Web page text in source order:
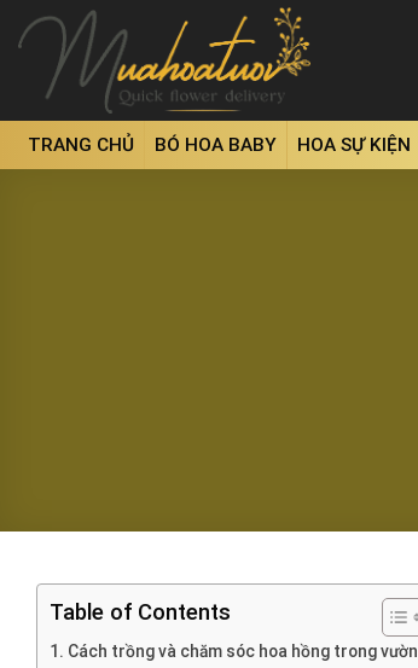
content
TRANG CHỦ BÓ HOA BABY HOA SỰ KIỆN
Table of Contents
Cách trồng và chăm sóc hoa hồng trong vườn